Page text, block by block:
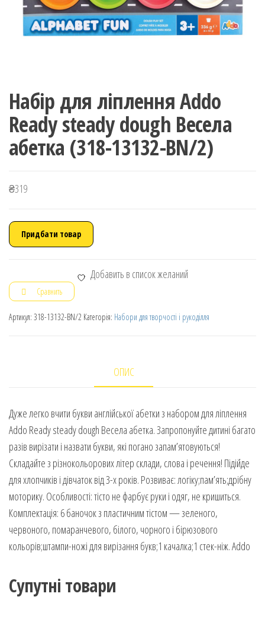
Набір для ліплення Addo
Ready steady dough Весела
абетка (318-13132-BN/2)
₴319
Придбати товар
Добавить в список желаний
Сравнить
Артикул: 318-13132-BN/2 Категорія: Набори для творчості і рукоділля
ОПИС
Дуже легко вчити букви англійської абетки з набором для ліплення
Addo Ready steady dough Весела абетка. Запропонуйте дитині багато
разів вирізати і назвати букви, які погано запам’ятовуються!
Складайте з різнокольорових літер склади, слова і речення! Підійде
для хлопчиків і дівчаток від 3-х років. Розвиває: логіку;пам’ять;дрібну
моторику. Особливості: тісто не фарбує руки і одяг, не кришиться.
Комплектація: 6 баночок з пластичним тістом — зеленого,
червоного, помаранчевого, білого, чорного і бірюзового
кольорів;штампи-ножі для вирізання букв;1 качалка;1 стек-ніж. Addo
Супутні товари